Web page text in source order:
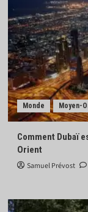
Monde Moyen-
Comment Dubaï
Orient
Samuel Prévost